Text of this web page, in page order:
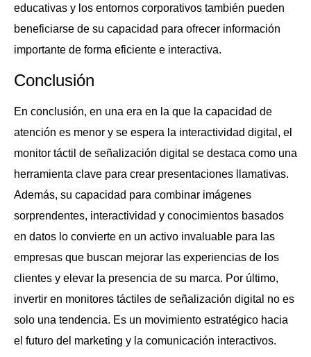
educativas y los entornos corporativos también pueden
beneficiarse de su capacidad para ofrecer información
importante de forma eficiente e interactiva.
Conclusión
En conclusión, en una era en la que la capacidad de
atención es menor y se espera la interactividad digital, el
monitor táctil de señalización digital se destaca como una
herramienta clave para crear presentaciones llamativas.
Además, su capacidad para combinar imágenes
sorprendentes, interactividad y conocimientos basados ​​
en datos lo convierte en un activo invaluable para las
empresas que buscan mejorar las experiencias de los
clientes y elevar la presencia de su marca. Por último,
invertir en monitores táctiles de señalización digital no es
solo una tendencia. Es un movimiento estratégico hacia
el futuro del marketing y la comunicación interactivos.